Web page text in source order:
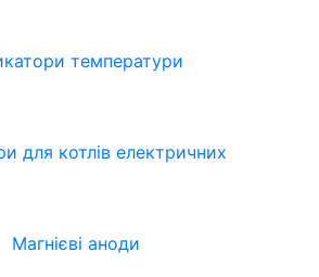
температури
для котлів електричних
Магнієві аноди